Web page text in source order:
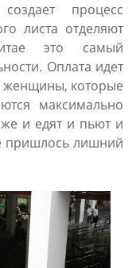
процесс
листа отделяют
это самый
Оплата идет
женщины, которые
максимально
и едят и пьют и
пришлось лишний